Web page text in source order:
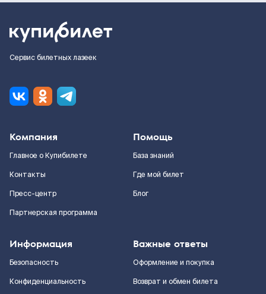
Сервис билетных лазеек
Компания
Главное о Купибилете
Контакты
Пресс-центр
Партнерская программа
Помощь
База знаний
Где мой билет
Блог
Информация
Безопасность
Конфиденциальность
Важные ответы
Оформление и покупка
Возврат и обмен билета